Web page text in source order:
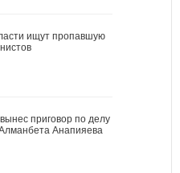
ищут пропавшую
приговор по делу
Анапияева